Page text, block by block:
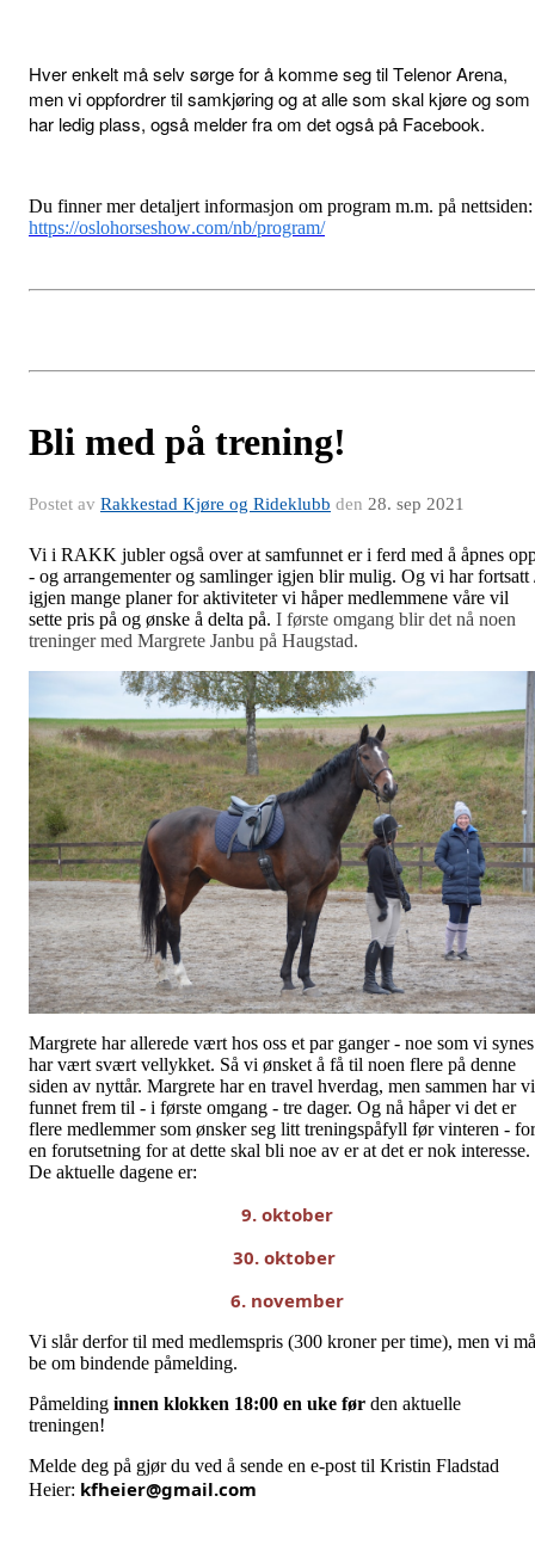
Hver enkelt må selv sørge for å komme seg til Telenor Arena,
men vi oppfordrer til samkjøring og at alle som skal kjøre og som
har ledig plass, også melder fra om det også på Facebook.
Du finner mer detaljert informasjon om program m.m. på nettsiden:
https://oslohorseshow.com/nb/program/
Bli med på trening!
Postet av Rakkestad Kjøre og Rideklubb den 28. sep 2021
Vi i RAKK jubler også over at samfunnet er i ferd med å åpnes
- og arrangementer og samlinger igjen blir mulig. Og vi har fortsatt
igjen mange planer for aktiviteter vi håper medlemmene våre vil
sette pris på og ønske å delta på. I første omgang blir det nå noen
treninger med Margrete Janbu på Haugstad.
Margrete har allerede vært hos oss et par ganger - noe som vi synes
har vært svært vellykket. Så vi ønsket å få til noen flere på denne
siden av nyttår. Margrete har en travel hverdag, men sammen har vi
funnet frem til - i første omgang - tre dager. Og nå håper vi det er
flere medlemmer som ønsker seg litt treningspåfyll før vinteren - for
en forutsetning for at dette skal bli noe av er at det er nok interesse.
De aktuelle dagene er:
9. oktober
30. oktober
6. november
Vi slår derfor til med medlemspris (300 kroner per time), men vi må
be om bindende påmelding.
Påmelding innen klokken 18:00 en uke før den aktuelle
treningen!
Melde deg på gjør du ved å sende en e-post til Kristin Fladstad
Heier: kfheier@gmail.com